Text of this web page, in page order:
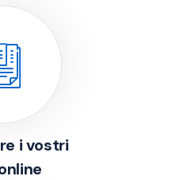
i vostri